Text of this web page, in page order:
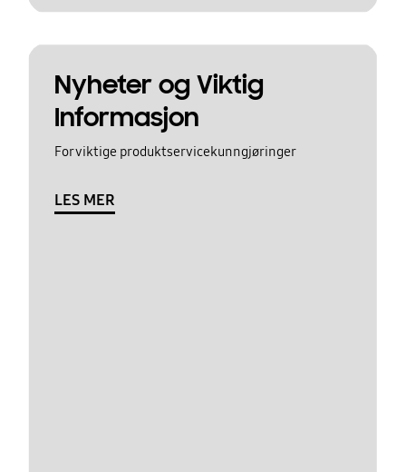
Nyheter og Viktig
Informasjon
For viktige produktservicekunngjøringer
LES MER